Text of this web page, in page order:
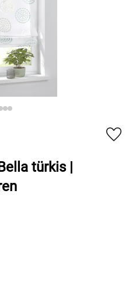
türkis |